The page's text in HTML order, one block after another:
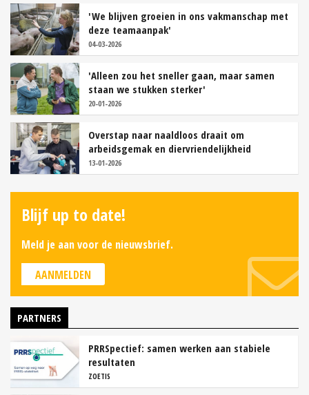
'We blijven groeien in ons vakmanschap met
deze teamaanpak'
04-03-2026
'Alleen zou het sneller gaan, maar samen
staan we stukken sterker'
20-01-2026
Overstap naar naaldloos draait om
arbeidsgemak en diervriendelijkheid
13-01-2026
Blijf up to date!
Meld je aan voor de nieuwsbrief.
AANMELDEN
PARTNERS
PRRSpectief: samen werken aan stabiele
resultaten
ZOETIS